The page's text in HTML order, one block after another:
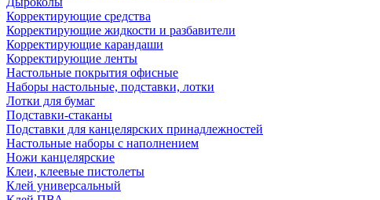
Корректирующие средства
Корректирующие жидкости и разбавители
Корректирующие карандаши
Корректирующие ленты
Настольные покрытия офисные
Наборы настольные, подставки, лотки
Лотки для бумаг
Подставки-стаканы
Подставки для канцелярских принадлежностей
Настольные наборы с наполнением
Ножи канцелярские
Клеи, клеевые пистолеты
Клей универсальный